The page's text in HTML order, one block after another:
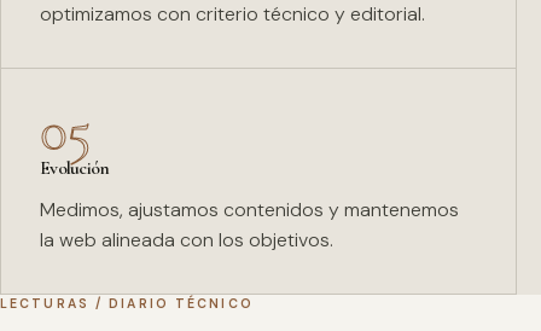
optimizamos con criterio técnico y editorial.
05
Evolución
Medimos, ajustamos contenidos y mantenemos
la web alineada con los objetivos.
LECTURAS / DIARIO TÉCNICO